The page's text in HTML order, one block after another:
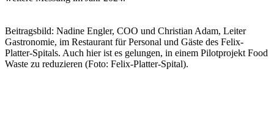
Beitragsbild: Nadine Engler, COO und Christian Adam, Leiter
Gastronomie, im Restaurant für Personal und Gäste des Felix-
Platter-Spitals. Auch hier ist es gelungen, in einem Pilotprojekt Food
Waste zu reduzieren (Foto: Felix-Platter-Spital).